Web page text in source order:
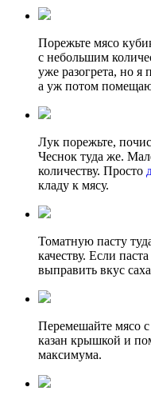
Порежьте мясо
с небольшим
уже разогрета, но я
а уж потом
Лук порежьте,
Чеснок туда же.
количеству. Просто
кладу к мясу.
Томатную пасту
качеству. Если
выправить вкус
Перемешайте мясо
казан крышкой и
максимума.